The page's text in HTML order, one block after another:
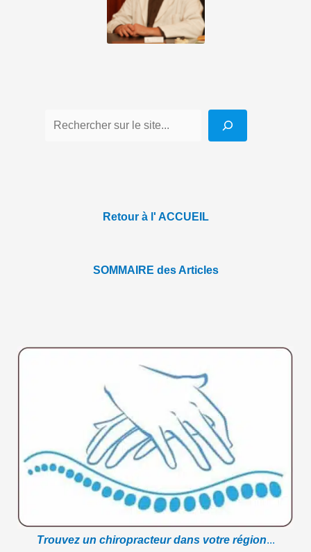
Retour à l' ACCUEIL
SOMMAIRE des Articles
Trouvez un chiropracteur dans votre région...